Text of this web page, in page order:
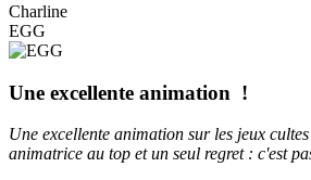
Charline
EGG
Une excellente animation !
Une excellente animation sur les jeux
animatrice au top et un seul regret : c'est